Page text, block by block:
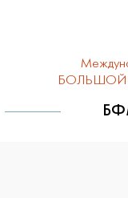
БОЛЬШОЙ